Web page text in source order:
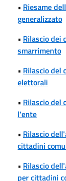
• Riesame
generalizzato
• Rilascio dei
smarrimento
• Rilascio del
elettorali
• Rilascio del
l'ente
• Rilascio
cittadini
• Rilascio
per cittadini